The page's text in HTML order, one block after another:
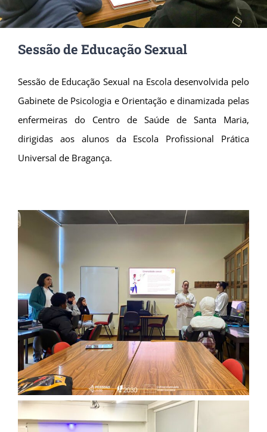
Sessão de Educação Sexual
Sessão de Educação Sexual na Escola desenvolvida pelo
Gabinete de Psicologia e Orientação e dinamizada pelas
enfermeiras do Centro de Saúde de Santa Maria,
dirigidas aos alunos da Escola Profissional Prática
Universal de Bragança.